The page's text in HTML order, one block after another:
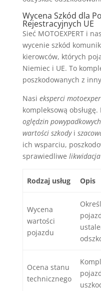
Wycena Szkód dla
Rejestracyjnych UE
Sieć MOTOEXPERT i
wycenie szkód
kierowców, których
Niemiec i UE. To
poszkodowanych z
Nasi eksperci
kompleksową obsługę.
oględzin powypadkowych
wartości szkodyi
ich wsparciu,
sprawiedliwe
Rodzaj usług Opis
Wycena
wartości
pojazdu
Ocena stanu
technicznego